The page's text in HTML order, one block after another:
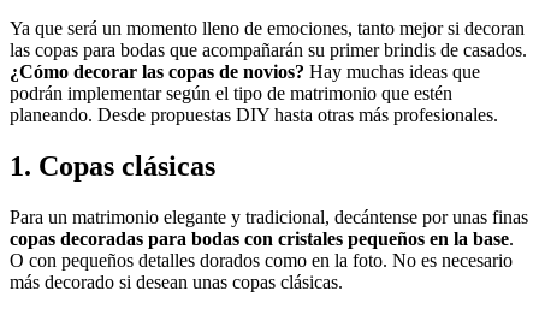
Ya que será un momento lleno de emociones, tanto mejor si decoran
las copas para bodas que acompañarán su primer brindis de casados.
¿Cómo decorar las copas de novios? Hay muchas ideas que
podrán implementar según el tipo de matrimonio que estén
planeando. Desde propuestas DIY hasta otras más profesionales.
1. Copas clásicas
Para un matrimonio elegante y tradicional, decántense por unas finas
copas decoradas para bodas con cristales pequeños en la base.
O con pequeños detalles dorados como en la foto. No es necesario
más decorado si desean unas copas clásicas.